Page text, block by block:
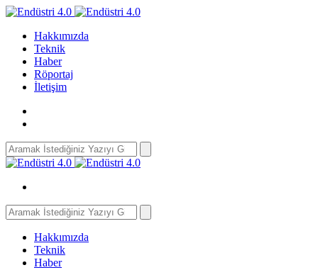
Hakkımızda
Teknik
Haber
Röportaj
İletişim
Search
for:
Search
for:
Hakkımızda
Teknik
Haber